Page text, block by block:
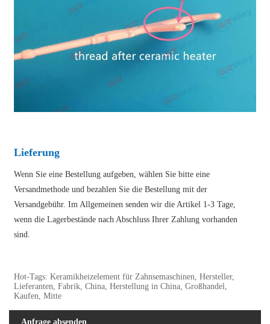
Lieferung
Wenn Sie eine Bestellung aufgeben, wählen Sie bitte eine
Versandmethode und bezahlen Sie die Bestellung mit der
Versandgebühr. Im Allgemeinen senden wir die Artikel 1-3 Tage,
wenn die Lagerbestände nach Abschluss Ihrer Zahlung vorhanden
sind.
Hot-Tags: Keramikheizelement für Zahnsemaschinen, Hersteller,
Lieferanten, Fabrik, China, Herstellung in China, Großhandel,
Kaufen, Mitte
Anfrage absenden